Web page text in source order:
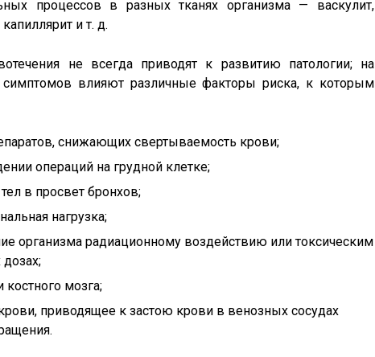
процессов в разных тканях организма — васкулит,
и т. д.
не всегда приводят к развитию патологии; на
симптомов влияют различные факторы риска, к которым
снижающих свертываемость крови;
операций на грудной клетке;
в просвет бронхов;
нагрузка;
организма радиационному воздействию или токсическим
костного мозга;
приводящее к застою крови в венозных сосудах